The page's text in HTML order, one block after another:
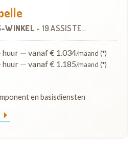
WINKEL - 19 ASSISTENTIEWONINGEN
huur — vanaf € 1.034/maand (*)
huur — vanaf € 1.185/maand (*)
en basisdiensten